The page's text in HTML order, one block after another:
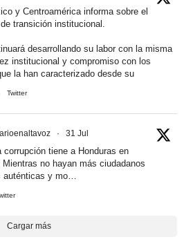
y Centroamérica informa sobre el
transición institucional.
desarrollando su labor con la misma
institucional y compromiso con los
la han caracterizado desde su
Twitter
· 31 Jul
corrupción tiene a Honduras en
no hayan más ciudadanos
auténticas y mo…
Cargar más